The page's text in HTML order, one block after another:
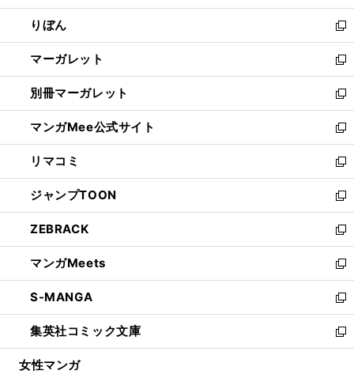
開
く
ウ
で
開
く
ン
ド
ウ
で
開
く
ウ
ィ
ン
ド
ウ
で
開
く
りぼん
新
し
い
ウ
ィ
ン
ド
ウ
で
開
く
マーガレット
新
し
い
ウ
ィ
ン
ド
ウ
で
開
く
別冊マーガレット
新
し
い
ウ
ィ
ン
ド
ウ
で
開
く
マンガMee公式サイト
新
し
い
ウ
ィ
ン
ド
ウ
で
開
く
リマコミ
新
し
い
ウ
ィ
ン
ド
ウ
で
開
く
ジャンプTOON
新
し
い
ウ
ィ
ン
ド
ウ
で
開
ZEBRACK
新
し
い
ウ
ィ
ン
ド
ウ
マンガMeets
新
し
い
ウ
ィ
ン
S-MANGA
新
し
い
ウ
集英社コミック文庫
新
し
女性マンガ